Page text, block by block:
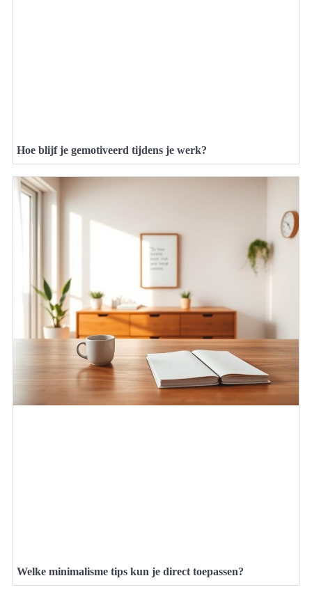
Hoe blijf je gemotiveerd tijdens je werk?
Welke minimalisme tips kun je direct toepassen?